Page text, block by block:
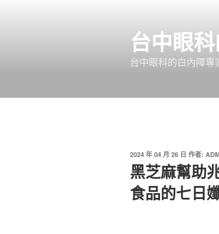
台中眼
台中眼科的白內障
發
佈
於
2024 年 04 月 26 日 作者:
黑芝麻幫助
食品的七日